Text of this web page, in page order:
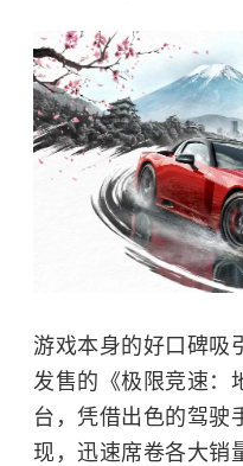
游戏本身的好口碑吸
发售的《极限竞速：
台，凭借出色的驾驶
现，迅速席卷各大销